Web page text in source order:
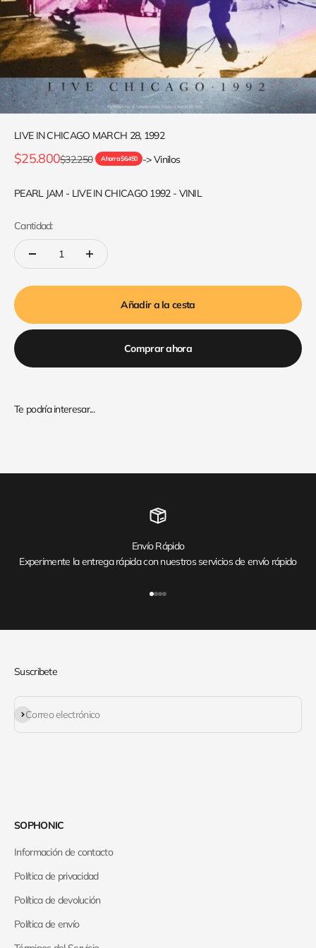
LIVE IN CHICAGO MARCH 28, 1992
Precio de oferta
$25.800Precio normal
$32.250 Ahorra $6.450 -> Vinilos
PEARL JAM - LIVE IN CHICAGO 1992 - VINIL
Cantidad:
Añadir a la cesta
Comprar ahora
Envío Rápido
Experimente la entrega rápida con nuestros servicios de envío rápido
Suscribete
Correo electrónico
Suscribirse
SOPHONIC
Información de contacto
Política de privacidad
Política de devolución
Política de envío